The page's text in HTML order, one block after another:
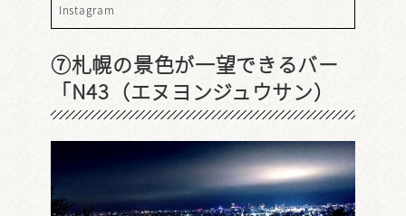
Instagram
⑦札幌の景色が一望できるバー
「N43（エヌヨンジュウサン）